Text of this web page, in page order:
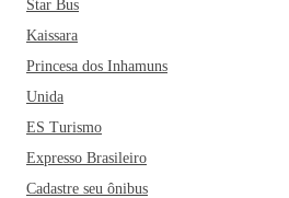
Star Bus
Kaissara
Princesa dos Inhamuns
Unida
ES Turismo
Expresso Brasileiro
Cadastre seu ônibus